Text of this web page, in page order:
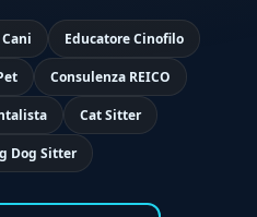
Educatore Cinofilo
Consulenza REICO
Cat Sitter
Dog Sitter